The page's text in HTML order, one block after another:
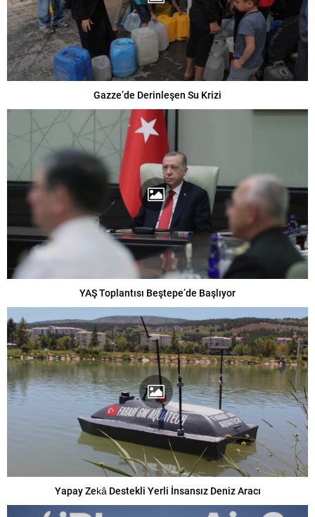
Gazze’de Derinleşen Su Krizi
YAŞ Toplantısı Beştepe’de Başlıyor
Yapay Zekâ Destekli Yerli İnsansız Deniz Aracı